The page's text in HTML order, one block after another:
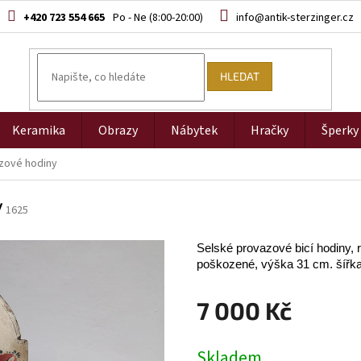
+420 723 554 665 info@antik-sterzinger.cz
HLEDAT
Keramika Obrazy Nábytek Hračky Šperky
hodiny
1625
7 000 Kč
cena:
Selské provazové bicí hodiny,
poškozené, výška 31 cm.